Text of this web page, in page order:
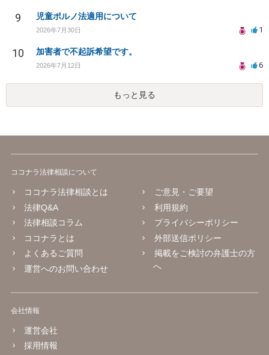
9 児童ポルノ法適用について
2026年7月30日 1
10 加害者で不起訴希望です。
2026年7月12日 6
もっと見る
ココナラ法律相談について
ココナラ法律相談とは
法律Q&A
法律相談コラム
ココナラとは
よくあるご質問
運営へのお問い合わせ
ご意見・ご要望
利用規約
プライバシーポリシー
外部送信ポリシー
掲載をご検討の弁護士の方
へ
会社情報
運営会社
採用情報